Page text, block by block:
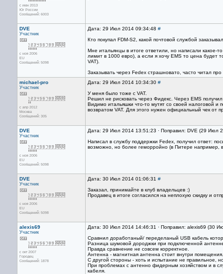
с июн 2013
Юг России
Сообщений: 6003
DVE
Участник
с ноя 2006
EU
Сообщений: 5098
Дата: 29 Июл 2014 09:34:48 #
Кто покупал FDM-S2, какой почтовой службой
Мне итальянцы в итоге ответили, но написали какое-
лимит в 1000 евро), а если я хочу EMS то цена будет
VAT).
Заказывать через Fedex страшновато, часто читал
michael-pro
Участник
с апр 2012
Москва
Сообщений: 305
Дата: 29 Июл 2014 10:34:30 #
У меня было тоже с VAT.
Решил не рисковать через Фидекс. Через EMS
Видимо итальяшки что-то мутят со своей налоговой
возвратом VAT. Для этого нужен официальный чек от
DVE
Участник
с ноя 2006
EU
Сообщений: 5098
Дата: 29 Июл 2014 13:51:23 · Поправил: DVE (29 Июл
Написал в службу поддержки Fedex, получил ответ:
возможно, но более геморройно (в Питере например,
DVE
Участник
с ноя 2006
EU
Сообщений: 5098
Дата: 30 Июл 2014 01:06:31 #
Заказал, принимайте в клуб владельцев :)
Продавец в итоге согласился на неплохую скидку и
alexis69
Участник
с окт 2007
Городец
Сообщений: 1878
Дата: 30 Июл 2014 14:46:31 · Поправил: alexis69 (30
Сравнил доработаный/ переделаный USB кабель
Разница шумовой дороджки при подключенной
Правда сравнение не совсем корректное.
Антенна - магнитная антенна стоит внутри
С другой стороны - хоть и испытание не правильное,
При проблемах с антенно фидерным хозяйством и в
кабеля.